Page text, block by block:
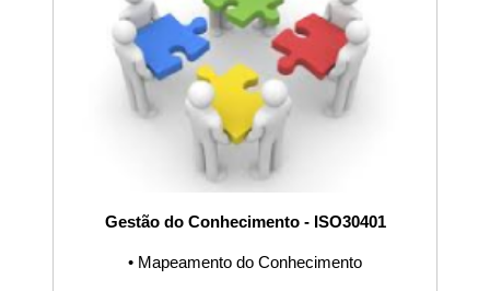
Gestão do Conhecimento - ISO30401
• Mapeamento do Conhecimento
ISO22000,
ISO27002,
IATF16949,